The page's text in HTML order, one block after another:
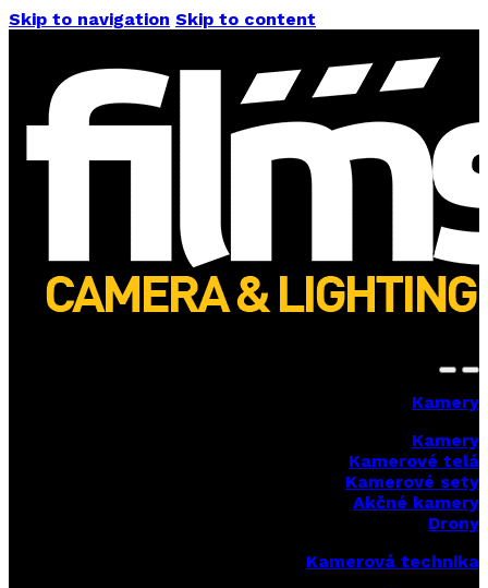
Skip to navigation Skip to content
Kamery
Kamery
Kamerové telá
Kamerové sety
Akčné kamery
Drony
Kamerová technika